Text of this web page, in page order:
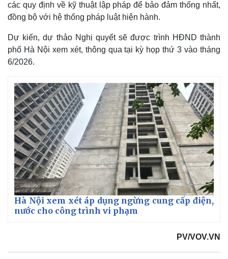
các quy định về kỹ thuật lập pháp để bảo đảm thống nhất,
đồng bộ với hệ thống pháp luật hiện hành.
Dự kiến, dự thảo Nghị quyết sẽ được trình HĐND thành
phố Hà Nội xem xét, thông qua tại kỳ họp thứ 3 vào tháng
6/2026.
Hà Nội xem xét áp dụng ngừng cung cấp điện,
nước cho công trình vi phạm
PV/VOV.VN